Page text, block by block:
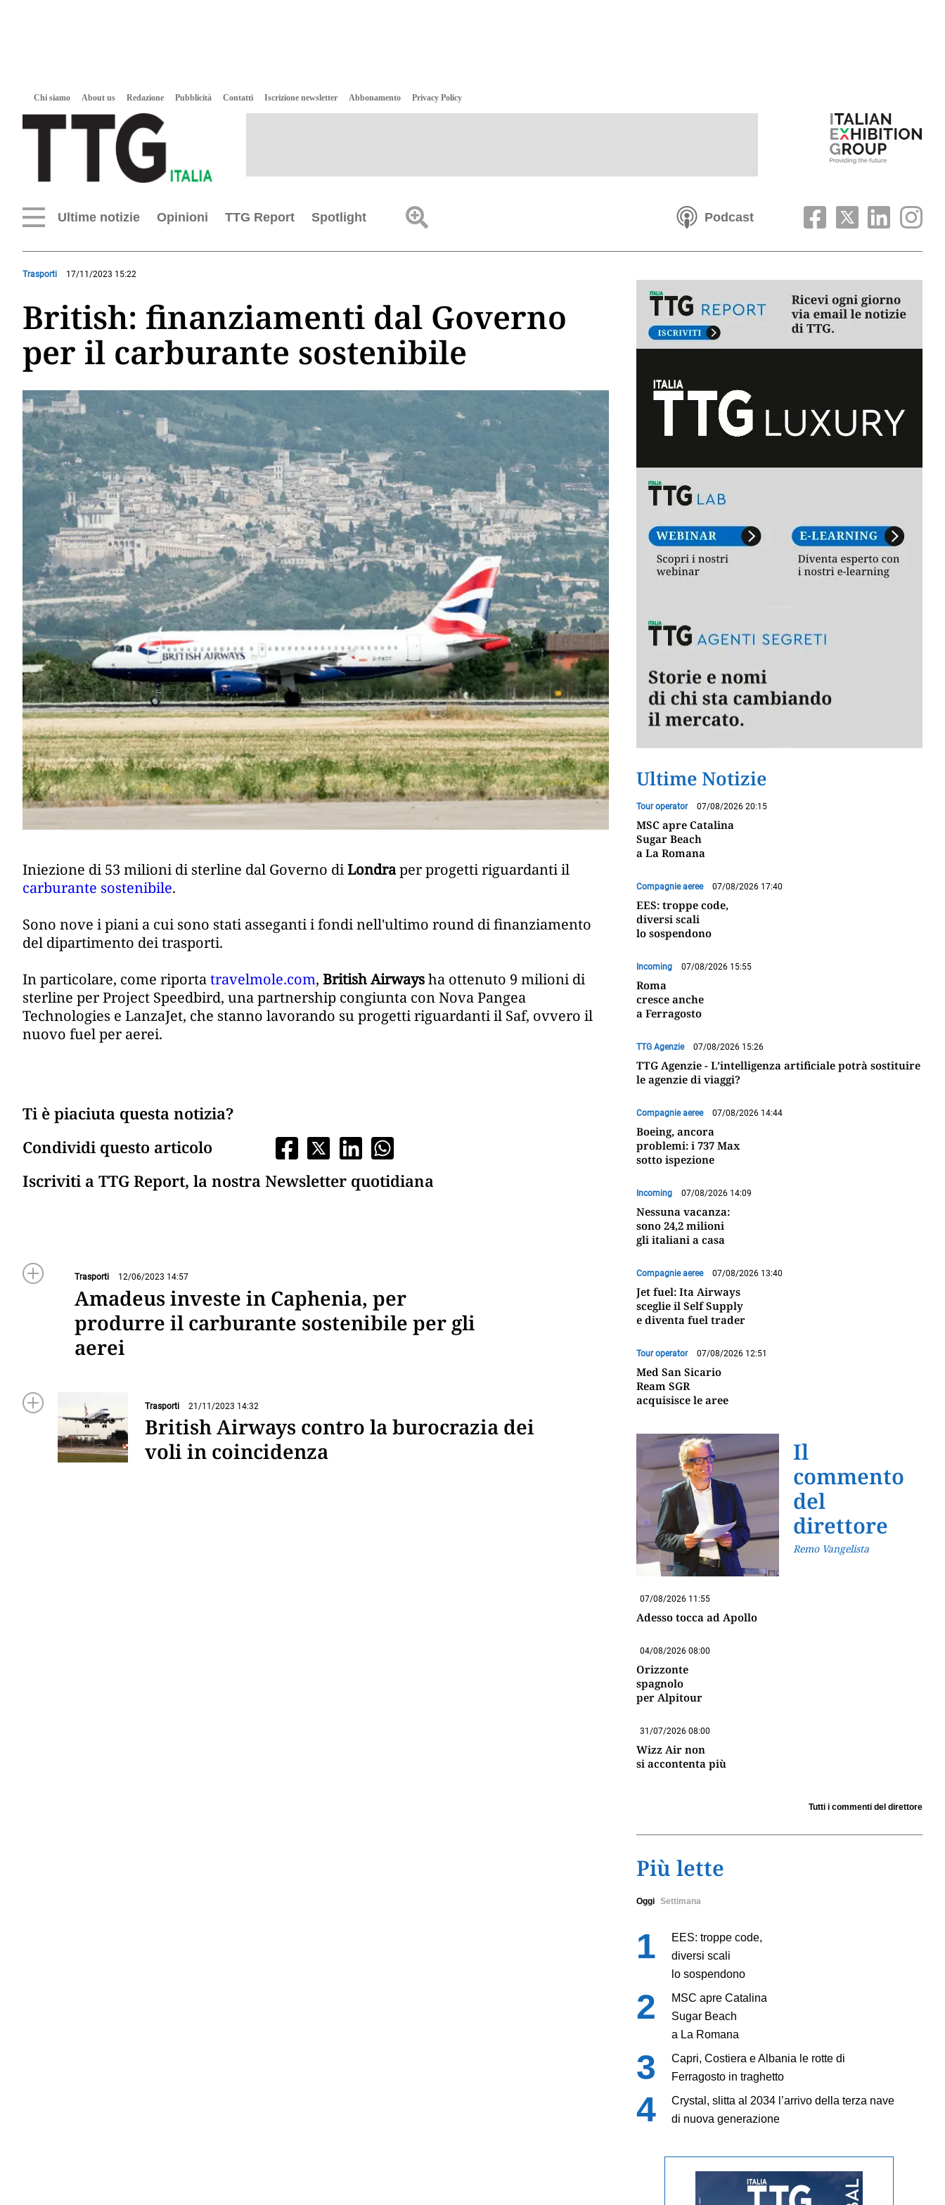
Chi siamo About us Redazione Pubblicità Contatti Iscrizione newsletter Abbonamento Privacy Policy
Ultime notizie Opinioni TTG Report Spotlight Podcast
Trasporti 17/11/2023 15:22
British: finanziamenti dal Governo
per il carburante sostenibile
Iniezione di 53 milioni di sterline dal Governo diLondraper progetti riguardanti il
carburante sostenibile.
Sono nove i piani a cui sono stati asseganti i fondi nell'ultimo round di finanziamento
del dipartimento dei trasporti.
In particolare, come riportatravelmole.com, British Airwaysha ottenuto 9 milioni di
sterline per Project Speedbird, una partnership congiunta con Nova Pangea
Technologies e LanzaJet, che stanno lavorando su progetti riguardanti il Saf, ovvero il
nuovo fuel per aerei.
Ti è piaciuta questa notizia?
Condividi questo articolo
Iscriviti a TTG Report, la nostra Newsletter quotidiana
Trasporti 12/06/2023 14:57
Amadeus investe in Caphenia, per
produrre il carburante sostenibile per gli
aerei
Trasporti 21/11/2023 14:32
British Airways contro la burocrazia dei
voli in coincidenza
Ultime Notizie
Tour operator 07/08/2026 20:15
MSC apre Catalina
Sugar Beach
a La Romana
Compagnie aeree 07/08/2026 17:40
EES: troppe code,
diversi scali
lo sospendono
Incoming 07/08/2026 15:55
Roma
cresce anche
a Ferragosto
TTG Agenzie 07/08/2026 15:26
TTG Agenzie - L’intelligenza artificiale potrà sostituire
le agenzie di viaggi?
Compagnie aeree 07/08/2026 14:44
Boeing, ancora
problemi: i 737 Max
sotto ispezione
Incoming 07/08/2026 14:09
Nessuna vacanza:
sono 24,2 milioni
gli italiani a casa
Compagnie aeree 07/08/2026 13:40
Jet fuel: Ita Airways
sceglie il Self Supply
e diventa fuel trader
Tour operator 07/08/2026 12:51
Med San Sicario
Ream SGR
acquisisce le aree
Il
commento
del
direttore
Remo Vangelista
07/08/2026 11:55
Adesso tocca ad Apollo
04/08/2026 08:00
Orizzonte
spagnolo
per Alpitour
31/07/2026 08:00
Wizz Air non
si accontenta più
Tutti i commenti del direttore
Più lette
Oggi Settimana
EES: troppe code,
diversi scali
lo sospendono
MSC apre Catalina
Sugar Beach
a La Romana
Capri, Costiera e Albania le rotte di
Ferragosto in traghetto
Crystal, slitta al 2034 l’arrivo della terza nave
di nuova generazione